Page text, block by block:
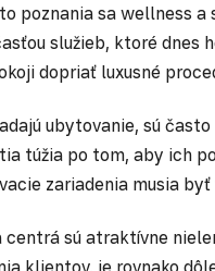
poznania sa wellness
služieb, ktoré
dopriať luxusné
ubytovanie, sú
túžia po tom, aby ich
zariadenia musia
centrá sú atraktívne
klientov, je rovnako